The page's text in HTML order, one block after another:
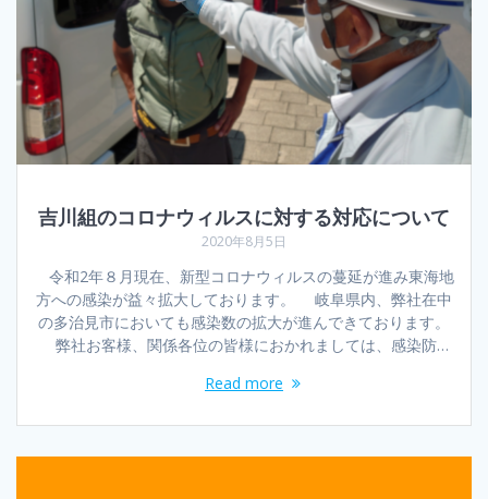
吉川組のコロナウィルスに対する対応について
2020年8月5日
令和2年８月現在、新型コロナウィルスの蔓延が進み東海地
方への感染が益々拡大しております。 岐阜県内、弊社在中
の多治見市においても感染数の拡大が進んできております。
弊社お客様、関係各位の皆様におかれましては、感染防…
Read more